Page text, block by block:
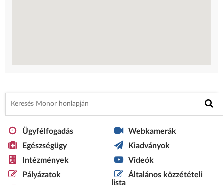
Ügyfélfogadás
Egészségügy
Intézmények
Pályázatok
Webkamerák
Kiadványok
Videók
Általános közzétételi
lista